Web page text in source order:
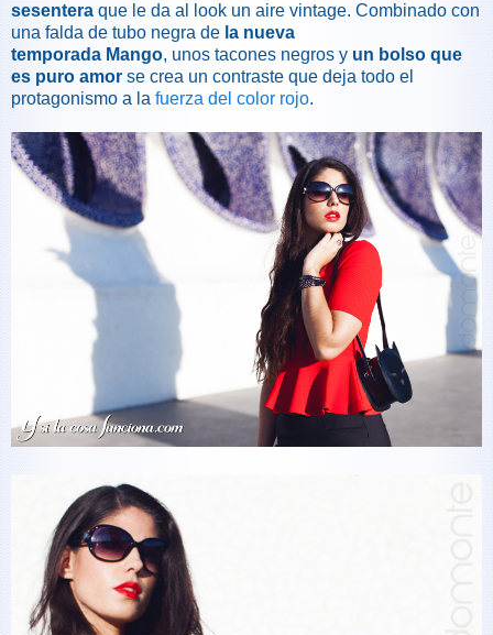
sesentera que le da al look un aire vintage. Combinado con
una falda de tubo negra de la nueva
temporada Mango, unos tacones negros y un bolso que
es puro amor se crea un contraste que deja todo el
protagonismo a la fuerza del color rojo.